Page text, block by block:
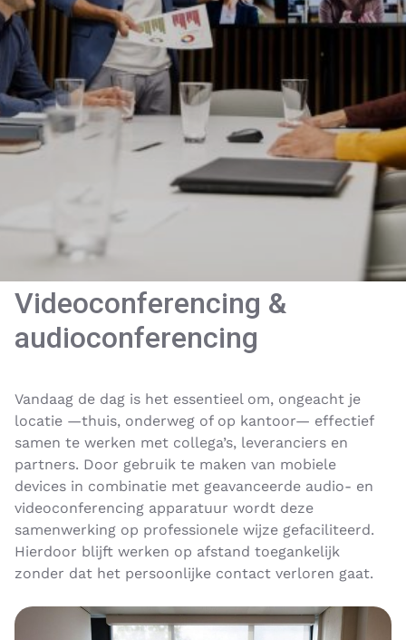
Videoconferencing &
audioconferencing
Vandaag de dag is het essentieel om, ongeacht je
locatie —thuis, onderweg of op kantoor— effectief
samen te werken met collega’s, leveranciers en
partners. Door gebruik te maken van mobiele
devices in combinatie met geavanceerde audio- en
videoconferencing apparatuur wordt deze
samenwerking op professionele wijze gefaciliteerd.
Hierdoor blijft werken op afstand toegankelijk
zonder dat het persoonlijke contact verloren gaat.